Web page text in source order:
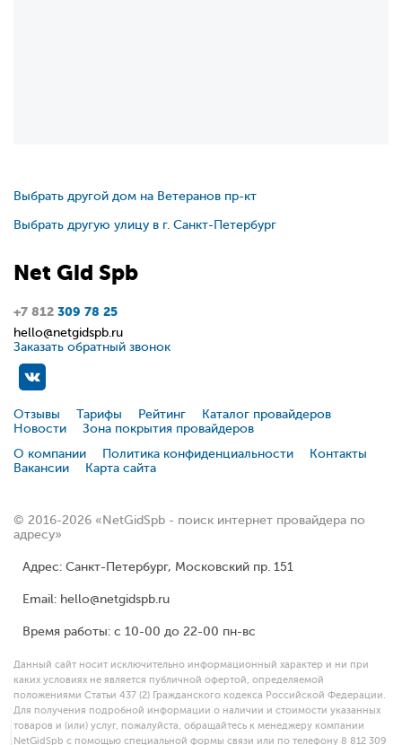
Выбрать другой дом на Ветеранов пр-кт
Выбрать другую улицу в г. Санкт-Петербург
Net Gid Spb
+7 812 309 78 25
hello@netgidspb.ru
Заказать обратный звонок
Отзывы Тарифы Рейтинг
Каталог провайдеров
Новости
Зона покрытия провайдеров
О компании
Политика конфиденциальности
Контакты
Вакансии
Карта сайта
© 2016-2026 «NetGidSpb - поиск интернет провайдера по
адресу»
Адрес: Санкт-Петербург, Московский пр. 151
Email: hello@netgidspb.ru
Время работы: с 10-00 до 22-00 пн-вс
Данный сайт носит исключительно информационный характер и ни при
каких условиях не является публичной офертой, определяемой
положениями Статьи 437 (2) Гражданского кодекса Российской Федерации.
Для получения подробной информации о наличии и стоимости указанных
товаров и (или) услуг, пожалуйста, обращайтесь к менеджеру компании
NetGidSpb с помощью специальной формы связи или по телефону 8 812 309